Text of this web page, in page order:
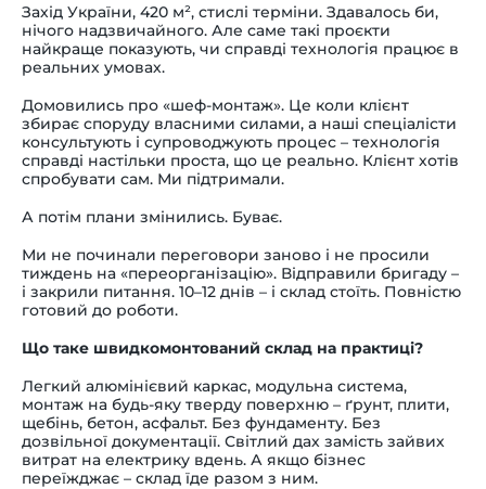
Захід України, 420 м², стислі терміни. Здавалось би,
нічого надзвичайного. Але саме такі проєкти
найкраще показують, чи справді технологія працює в
реальних умовах.
Домовились про «шеф-монтаж». Це коли клієнт
збирає споруду власними силами, а наші спеціалісти
консультують і супроводжують процес – технологія
справді настільки проста, що це реально. Клієнт хотів
спробувати сам. Ми підтримали.
А потім плани змінились. Буває.
Ми не починали переговори заново і не просили
тиждень на «переорганізацію». Відправили бригаду –
і закрили питання. 10–12 днів – і склад стоїть. Повністю
готовий до роботи.
Що таке швидкомонтований склад на практиці?
Легкий алюмінієвий каркас, модульна система,
монтаж на будь-яку тверду поверхню – ґрунт, плити,
щебінь, бетон, асфальт. Без фундаменту. Без
дозвільної документації. Світлий дах замість зайвих
витрат на електрику вдень. А якщо бізнес
переїжджає – склад їде разом з ним.